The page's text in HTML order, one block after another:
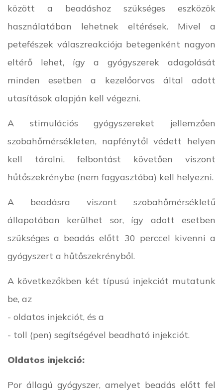
között a beadáshoz szükséges eszközök
használatában lehetnek eltérések. Mivel a
petefészek válaszreakciója betegenként nagyon
eltérő lehet, így a gyógyszerek adagolását
minden esetben a kezelőorvos által adott
utasítások alapján kell végezni.
A stimulációs gyógyszereket jellemzően
szobahőmérsékleten, napfénytől védett helyen
kell tárolni, felbontást követően viszont
hűtőszekrénybe (nem fagyasztóba) kell helyezni.
A beadásra viszont szobahőmérsékletű
állapotában kerülhet sor, így adott esetben
szükséges a beadás előtt 30 perccel kivenni a
gyógyszert a hűtőszekrényből.
A következőkben két típusú injekciót mutatunk
be, az
- oldatos injekciót, és a
- toll (pen) segítségével beadható injekciót.
Oldatos injekció:
Por állagú gyógyszer, amelyet beadás előtt fel